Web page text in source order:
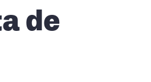
de